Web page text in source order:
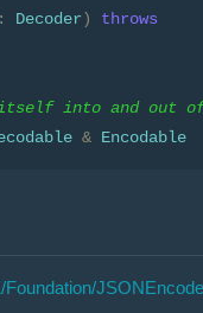
Decoder)
throws
into and out of
& Encodable